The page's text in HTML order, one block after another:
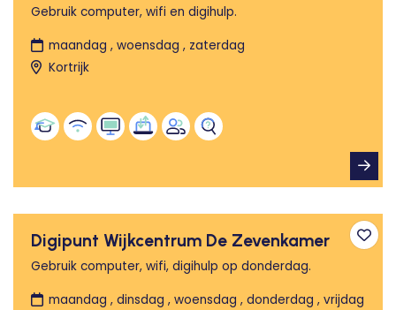
Gebruik computer, wifi en digihulp.
maandag , woensdag , zaterdag
Kortrijk
Digipunt Wijkcentrum De Zevenkamer
Gebruik computer, wifi, digihulp op donderdag.
maandag , dinsdag , woensdag , donderdag , vrijdag